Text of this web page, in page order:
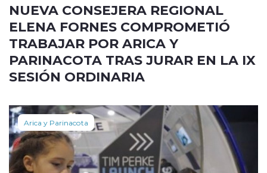
NUEVA CONSEJERA REGIONAL
ELENA FORNES COMPROMETIÓ
TRABAJAR POR ARICA Y
PARINACOTA TRAS JURAR EN LA IX
SESIÓN ORDINARIA
Arica y Parinacota